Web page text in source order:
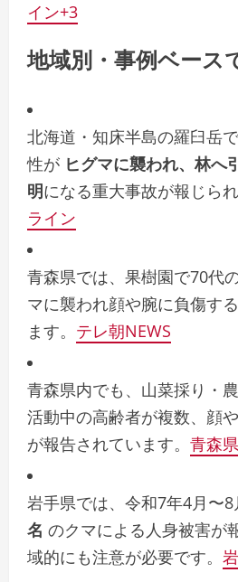
イン+3
地域別・事例ベース
北海道・知床半島の羅臼岳
性が ヒグマに襲われ、林へ
明になる重大事故が報じられ
ライン
青森県では、果樹園で70代
マに襲われ顔や腕に負傷す
ます。 テレ朝NEWS
青森県内でも、山菜採り・
活動中の高齢者が複数、顔
が報告されています。 青森
岩手県では、令和7年4月〜
名 のクマによる人身被害が
域的にも注意が必要です。